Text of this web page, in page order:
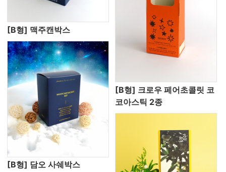
[B형] 맥주캔박스
[B형] 담오 사쉐박스
[B형] 크로우 페어초콜릿 코
코아스틱 2종